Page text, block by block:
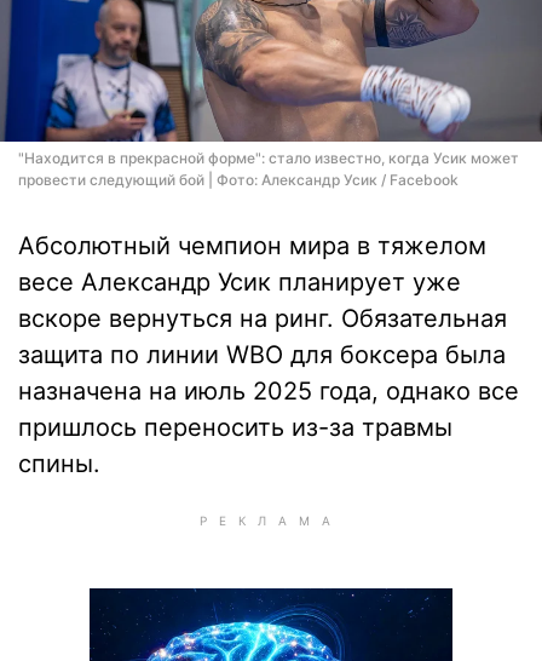
"Находится в прекрасной форме": стало известно, когда Усик может
провести следующий бой | Фото: Александр Усик / Facebook
Абсолютный чемпион мира в тяжелом
весе Александр Усик планирует уже
вскоре вернуться на ринг. Обязательная
защита по линии WBO для боксера была
назначена на июль 2025 года, однако все
пришлось переносить из-за травмы
спины.